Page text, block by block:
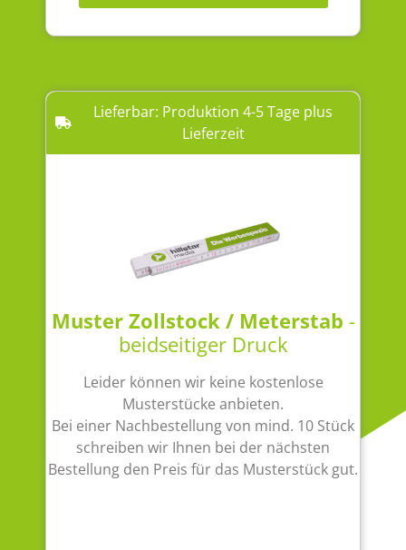
Lieferbar: Produktion 4-5 Tage plus
Lieferzeit
Muster Zollstock / Meterstab -
beidseitiger Druck
Leider können wir keine kostenlose
Musterstücke anbieten.
Bei einer Nachbestellung von mind. 10 Stück
schreiben wir Ihnen bei der nächsten
Bestellung den Preis für das Musterstück gut.